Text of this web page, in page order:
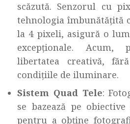
scăzută. Senzorul cu
tehnologia îmbunătățită
la 4 pixeli, asigură o
excepționale. Acum,
libertatea creativă,
condițiile de iluminare.
Sistem Quad Tele:
se bazează pe
pentru a obține